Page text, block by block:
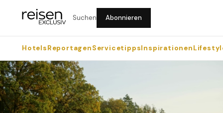
Suchen Abonnieren
HotelsReportagenServicetippsInspirationen